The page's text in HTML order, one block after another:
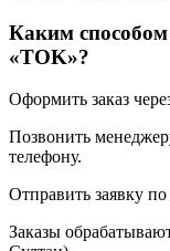
Каким
«TOK»?
Оформить заказ
Позвонить
телефону.
Отправить заявку
Заказы